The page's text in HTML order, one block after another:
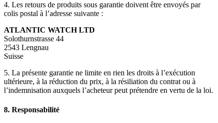
4. Les retours de produits sous garantie doivent être envoyés par
colis postal à l’adresse suivante :
ATLANTIC WATCH LTD
Solothurnstrasse 44
2543 Lengnau
Suisse
5. La présente garantie ne limite en rien les droits à l’exécution
ultérieure, à la réduction du prix, à la résiliation du contrat ou à
l’indemnisation auxquels l’acheteur peut prétendre en vertu de la loi.
8. Responsabilité